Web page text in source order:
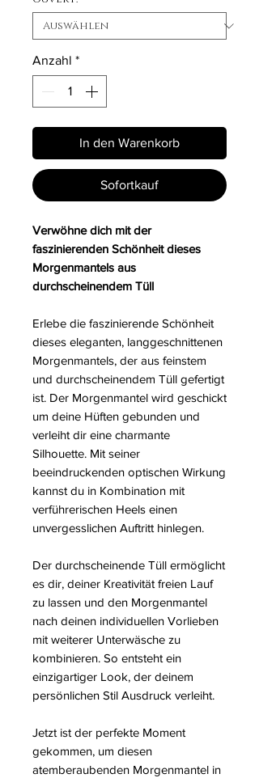
Anzahl *
In den Warenkorb
Sofortkauf
Verwöhne dich mit der
faszinierenden Schönheit dieses
Morgenmantels aus
durchscheinendem Tüll
Erlebe die faszinierende Schönheit
dieses eleganten, langgeschnittenen
Morgenmantels, der aus feinstem
und durchscheinendem Tüll gefertigt
ist. Der Morgenmantel wird geschickt
um deine Hüften gebunden und
verleiht dir eine charmante
Silhouette. Mit seiner
beeindruckenden optischen Wirkung
kannst du in Kombination mit
verführerischen Heels einen
unvergesslichen Auftritt hinlegen.
Der durchscheinende Tüll ermöglicht
es dir, deiner Kreativität freien Lauf
zu lassen und den Morgenmantel
nach deinen individuellen Vorlieben
mit weiterer Unterwäsche zu
kombinieren. So entsteht ein
einzigartiger Look, der deinem
persönlichen Stil Ausdruck verleiht.
Jetzt ist der perfekte Moment
gekommen, um diesen
atemberaubenden Morgenmantel in